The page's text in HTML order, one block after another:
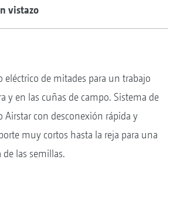
vistazo
eléctrico de mitades para un trabajo
y en las cuñas de campo. Sistema de
Airstar con desconexión rápida y
muy cortos hasta la reja para una
las semillas.